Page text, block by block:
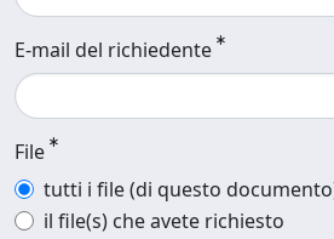
E-mail del richiedente
File
tutti i file (di questo
il file(s) che avete richiesto